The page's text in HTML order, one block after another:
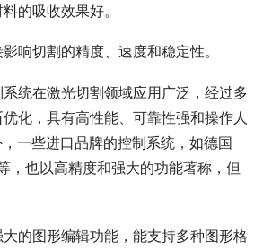
的吸收效果好。
响切割的精度、速度和稳定性。
统在激光切割领域应用广泛，经过多
化，具有高性能、可靠性强和操作人
一些进口品牌的控制系统，如德国
，也以高精度和强大的功能著称，但
的图形编辑功能，能支持多种图形格